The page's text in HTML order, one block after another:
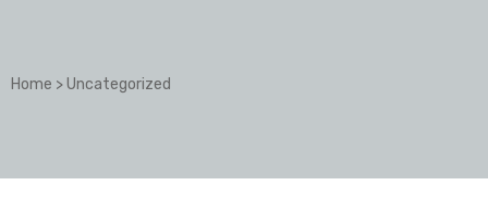
Home >Uncategorized